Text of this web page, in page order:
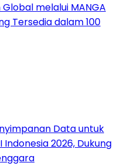
melalui MANGA
Tersedia dalam 100
Data untuk
Indonesia 2026, Dukung